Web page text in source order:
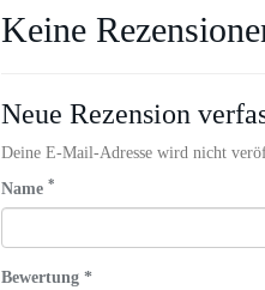
Keine
Neue Rezension
Deine E-Mail-Adresse wird nicht
Name *
Bewertung *